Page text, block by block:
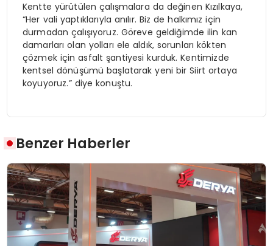
Kentte yürütülen çalışmalara da değinen Kızılkaya,
“Her vali yaptıklarıyla anılır. Biz de halkımız için
durmadan çalışıyoruz. Göreve geldiğimde ilin kan
damarları olan yolları ele aldık, sorunları kökten
çözmek için asfalt şantiyesi kurduk. Kentimizde
kentsel dönüşümü başlatarak yeni bir Siirt ortaya
koyuyoruz.” diye konuştu.
Benzer Haberler